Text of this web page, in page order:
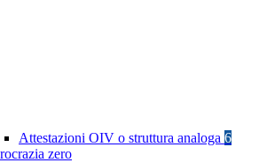
Attestazioni OIV o struttura analoga 6
zero